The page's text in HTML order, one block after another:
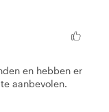
en hebben er
aanbevolen.